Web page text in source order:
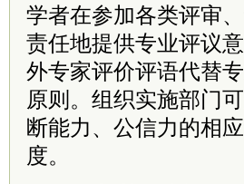
学者在参加各类评审
责任地提供专业评议
外专家评价评语代替
原则。组织实施部门
断能力、公信力的相
度。